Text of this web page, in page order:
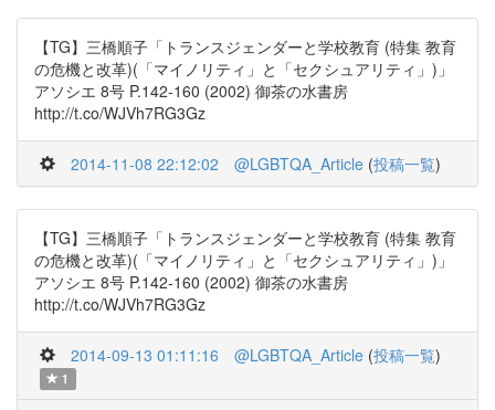
【TG】三橋順子「トランスジェンダーと学校教育 (特集 教育
の危機と改革)(「マイノリティ」と「セクシュアリティ」)」
アソシエ 8号 P.142-160 (2002) 御茶の水書房
http://t.co/WJVh7RG3Gz
2014-11-08 22:12:02 @LGBTQA_Article (投稿一覧)
【TG】三橋順子「トランスジェンダーと学校教育 (特集 教育
の危機と改革)(「マイノリティ」と「セクシュアリティ」)」
アソシエ 8号 P.142-160 (2002) 御茶の水書房
http://t.co/WJVh7RG3Gz
2014-09-13 01:11:16 @LGBTQA_Article (投稿一覧)
1